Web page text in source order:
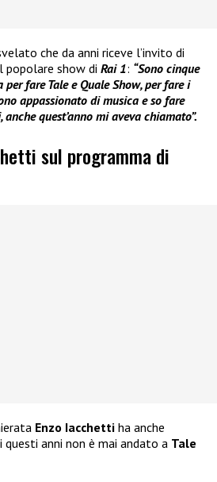
che da anni riceve l’invito di
popolare show di Rai 1: “Sono cinque
fare Tale e Quale Show, per fare i
appassionato di musica e so fare
quest’anno mi aveva chiamato”.
sul programma di
Enzo Iacchetti ha anche
anni non è mai andato a Tale